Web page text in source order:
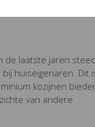
de laatste jaren
huiseigenaren. Dit
kozijnen
van andere